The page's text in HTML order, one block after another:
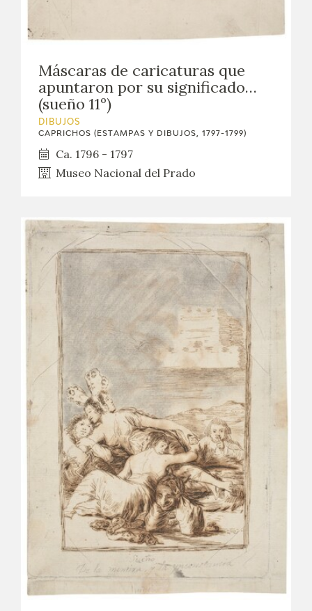
Máscaras de caricaturas que
apuntaron por su significado…
(sueño 11º)
DIBUJOS
CAPRICHOS (ESTAMPAS Y DIBUJOS, 1797-1799)
Ca. 1796 - 1797
Museo Nacional del Prado